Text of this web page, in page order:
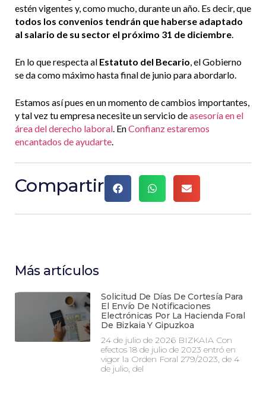
estén vigentes y, como mucho, durante un año. Es decir, que
todos los convenios tendrán que haberse adaptado
al salario de su sector el próximo 31 de diciembre.
En lo que respecta al Estatuto del Becario, el Gobierno
se da como máximo hasta final de junio para abordarlo.
Estamos así pues en un momento de cambios importantes,
y tal vez tu empresa necesite un servicio deasesoría en el
área del derecho laboral. EnConfianz estaremos
encantados de ayudarte.
Compartir
Más artículos
Solicitud De Días De Cortesía Para
El Envío De Notificaciones
Electrónicas Por La Hacienda Foral
De Bizkaia Y Gipuzkoa
24 de julio de 2026 BIZKAIA Con
efectos 18 de julio de 2023 entró en
vigor la Orden Foral 279/2023, de 4
de julio, del